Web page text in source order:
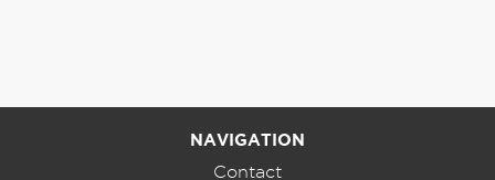
NAVIGATION
Contact